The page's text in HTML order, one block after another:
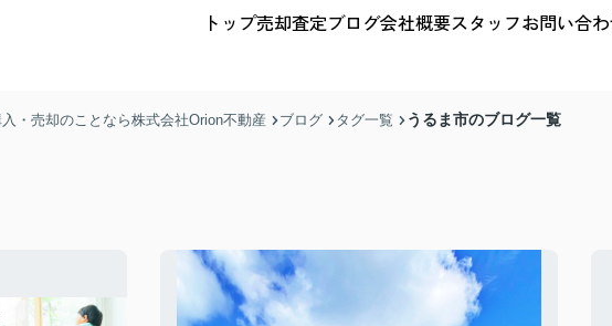
トップ売却査定ブログ会社概要スタッフお問い合
・売却のことなら株式会社Orion不動産 ブログ タグ一覧 うるま市のブログ一覧